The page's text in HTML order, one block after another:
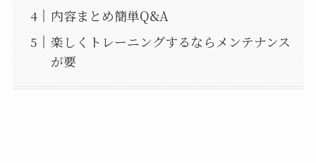
内容まとめ簡単Q&A
楽しくトレーニングするならメンテナンス
が要